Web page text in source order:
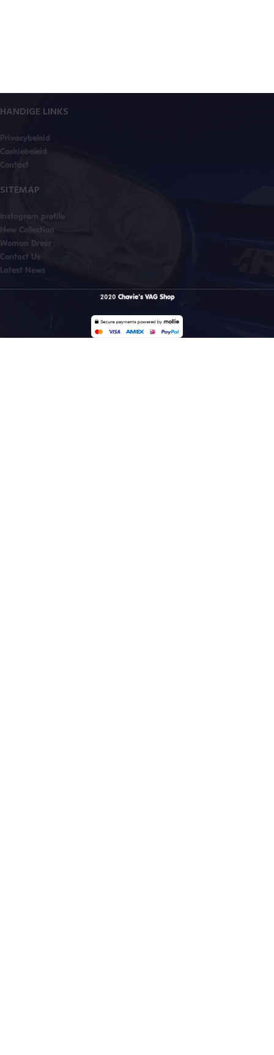
HANDIGE LINKS
Privacybeleid
Cookiebeleid
Contact
SITEMAP
Instagram profile
New Collection
Woman Dress
Contact Us
Latest News
2020 Chavie's VAG Shop